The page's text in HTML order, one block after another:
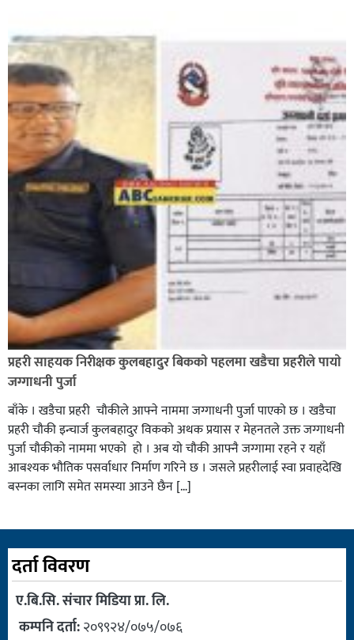
प्रहरी साहयक निरीक्षक कुलबहादुर बिककाे पहलमा खडैचा प्रहरीले पायाे
जग्गाधनी पुर्जा
बाँके । खडैचा प्रहरी चाैकीले आफ्ने नाममा जग्गाधनी पुर्जा पाएकाे छ । खडैचा
प्रहरी चाैकी इन्चार्ज कुलबहादुर विककाे अथक प्रयास र मेहनतले उक्त जग्गाधनी
पुर्जा चाैकीकाे नाममा भएको हाे । अब याे चाैकी आफ्नै जग्गामा रहने र यहाँ
आबश्यक भाैतिक पसर्वाधार निर्माण गरिने छ । जसले प्रहरीलाई स्वा प्रवाहदेखि
बस्नका लागि समेत समस्या आउने छैन […]
दर्ता विवरण
ए.बि.सि. संचार मिडिया प्रा. लि.
कम्पनि दर्ता:२०९९२४/०७५/०७६